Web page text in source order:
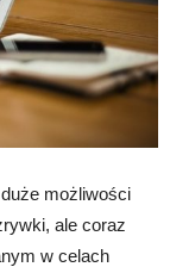
możliwości
ale coraz
w celach